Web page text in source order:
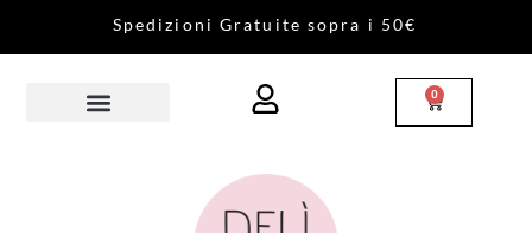
Sped izi on i Gratu ite sopra i 50€
0